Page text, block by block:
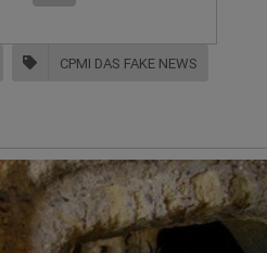
CPMI DAS FAKE NEWS